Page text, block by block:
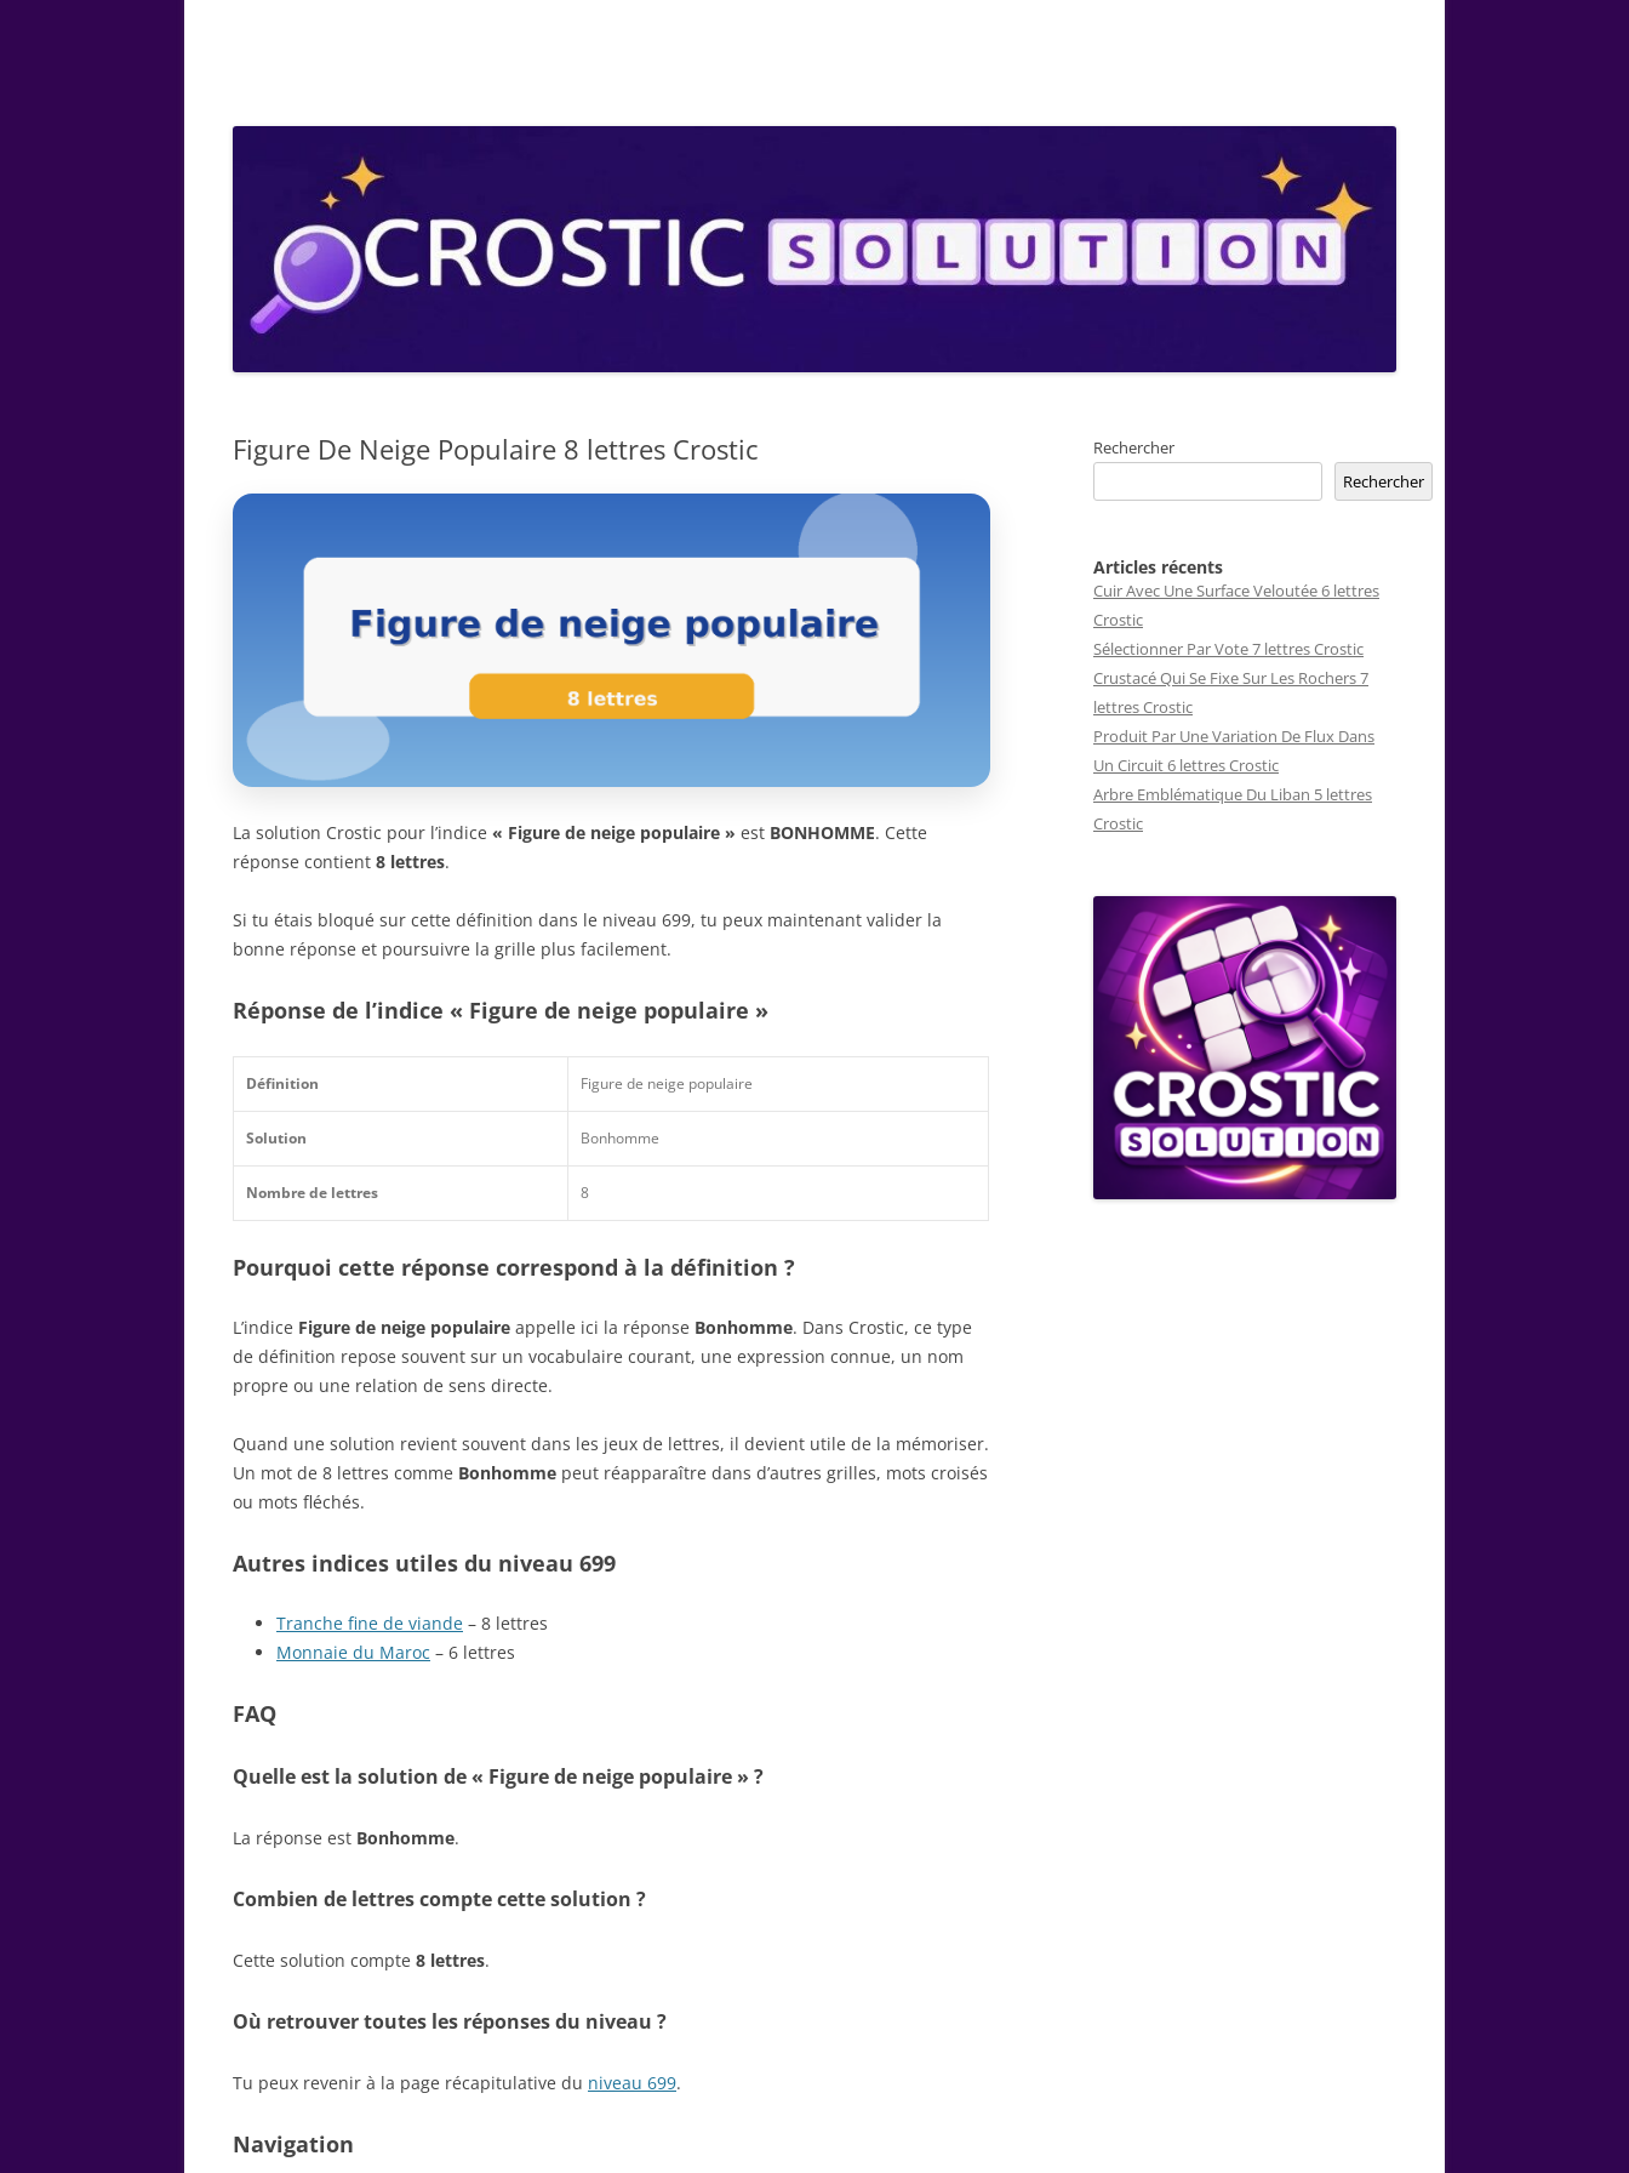
Figure De Neige Populaire 8 lettres Crostic
La solution Crostic pour l’indice « Figure de neige populaire » est BONHOMME. Cette
réponse contient 8 lettres.
Si tu étais bloqué sur cette définition dans le niveau 699, tu peux maintenant valider la
bonne réponse et poursuivre la grille plus facilement.
Réponse de l’indice « Figure de neige populaire »
Définition Figure de neige populaire
Solution Bonhomme
Nombre de lettres 8
Pourquoi cette réponse correspond à la définition ?
L’indice Figure de neige populaire appelle ici la réponse Bonhomme. Dans Crostic, ce type
de définition repose souvent sur un vocabulaire courant, une expression connue, un nom
propre ou une relation de sens directe.
Quand une solution revient souvent dans les jeux de lettres, il devient utile de la mémoriser.
Un mot de 8 lettres comme Bonhomme peut réapparaître dans d’autres grilles, mots croisés
ou mots fléchés.
Autres indices utiles du niveau 699
Tranche fine de viande – 8 lettres
Monnaie du Maroc – 6 lettres
FAQ
Quelle est la solution de « Figure de neige populaire » ?
La réponse est Bonhomme.
Combien de lettres compte cette solution ?
Cette solution compte 8 lettres.
Où retrouver toutes les réponses du niveau ?
Tu peux revenir à la page récapitulative du niveau 699.
Navigation
Rechercher
Rechercher
Articles récents
Cuir Avec Une Surface Veloutée 6 lettres
Crostic
Sélectionner Par Vote 7 lettres Crostic
Crustacé Qui Se Fixe Sur Les Rochers 7
lettres Crostic
Produit Par Une Variation De Flux Dans
Un Circuit 6 lettres Crostic
Arbre Emblématique Du Liban 5 lettres
Crostic